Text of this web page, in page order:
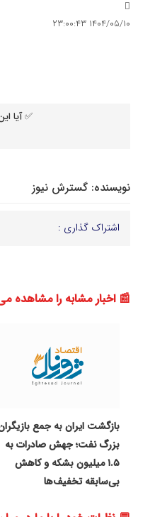
۱۴۰۴/۰۵/۱۰ ۲۳:۰۰:۴۳
✅ آیا
نویسنده: گسترش نیوز
اشتراک گذاری :
📰 اخبار مشابه را مشاهده
بازگشت ایران به جمع
بزرگ نفت؛ جهش صادرات به
۱.۵ میلیون بشکه و کاهش
بی‌سابقه تخفیف‌ها